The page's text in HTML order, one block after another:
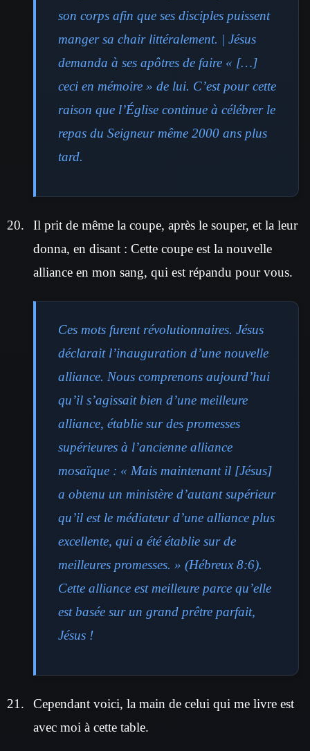
son corps afin que ses disciples puissent
manger sa chair littéralement. | Jésus
demanda à ses apôtres de faire « […]
ceci en mémoire » de lui. C’est pour cette
raison que l’Église continue à célébrer le
repas du Seigneur même 2000 ans plus
tard.
Il prit de même la coupe, après le souper, et la leur
donna, en disant : Cette coupe est la nouvelle
alliance en mon sang, qui est répandu pour vous.
Ces mots furent révolutionnaires. Jésus
déclarait l’inauguration d’une nouvelle
alliance. Nous comprenons aujourd’hui
qu’il s’agissait bien d’une meilleure
alliance, établie sur des promesses
supérieures à l’ancienne alliance
mosaïque : « Mais maintenant il [Jésus]
a obtenu un ministère d’autant supérieur
qu’il est le médiateur d’une alliance plus
excellente, qui a été établie sur de
meilleures promesses. » (Hébreux 8:6).
Cette alliance est meilleure parce qu’elle
est basée sur un grand prêtre parfait,
Jésus !
Cependant voici, la main de celui qui me livre est
avec moi à cette table.